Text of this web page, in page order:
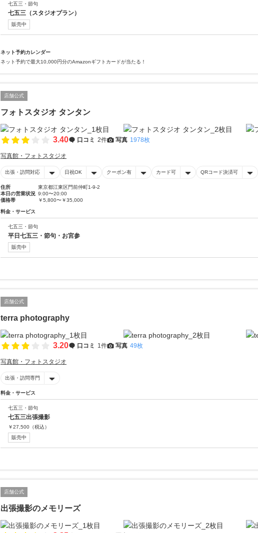
七五三・節句
七五三（スタジオプラン）
販売中
ネット予約カレンダー
ネット予約で最大10,000円分のAmazonギフトカードが当たる！
店舗公式
フォトスタジオ タンタン
3.40 口コミ 2件 写真 1978枚
写真館・フォトスタジオ
出張・訪問対応 日祝OK クーポン有 カード可 QRコード決済可
住所
東京都江東区門前仲町1-9-2
本日の営業状況 9:00〜20:00
価格帯
￥5,800〜￥35,000
料金・サービス
七五三・節句
平日七五三・節句・お宮参
販売中
店舗公式
terra photography
3.20 口コミ 1件 写真 49枚
写真館・フォトスタジオ
出張・訪問専門
料金・サービス
七五三・節句
七五三出張撮影
￥27,500 （税込）
販売中
店舗公式
出張撮影のメモリーズ